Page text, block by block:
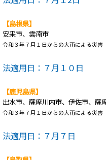
【島根県】
安来市、雲南市
令和３年７月１日からの大雨による災害
法適用日：７月１０日
【鹿児島県】
出水市、薩摩川内市、伊佐市、薩
令和３年７月１日からの大雨による災害
法適用日：７月７日